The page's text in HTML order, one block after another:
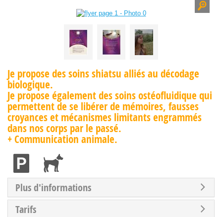
Je propose des soins shiatsu alliés au décodage
biologique.
Je propose également des soins ostéofluidique qui
permettent de se libérer de mémoires, fausses
croyances et mécanismes limitants engrammés
dans nos corps par le passé.
+ Communication animale.
Plus d'informations
Tarifs